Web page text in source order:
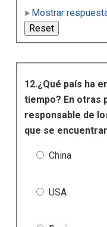
Mostrar
12.¿Qué país ha
tiempo? En otras
responsable de
que se
China
USA